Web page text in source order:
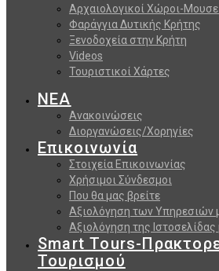
Αρχαιολογικοί Χώροι-
Φαράγγια Δυτικής Κρήτης
Ξενοδοχεία στην Κρήτη
Videos
Τουριστικοί Χάρτες
ΝΕΑ
Ανακοινώσεις
Διοργανώσεις/Χορηγίες
Επικοινωνία
Στοιχεία Επικοινωνίας
Χρήσιμοι Σύνδεσμοι
Που θα μας βρείτε
Αξιολόγηση των Υπηρεσιών
Αξιολόγηση της Ιστοσελίδας
Smart Tours-
Τουρισμού